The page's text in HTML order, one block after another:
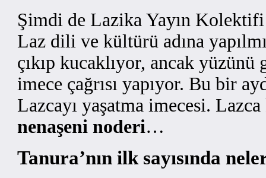
Şimdi de Lazika Yayın
Laz dili ve kültürü adına
çıkıp kucaklıyor, ancak yüzünü
imece çağrısı yapıyor. Bu bir
Lazcayı yaşatma imecesi. Lazca
nenaşeni noderi…
Tanura’nın ilk sayısında